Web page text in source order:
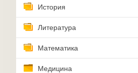
История
Литература
Математика
Медицина